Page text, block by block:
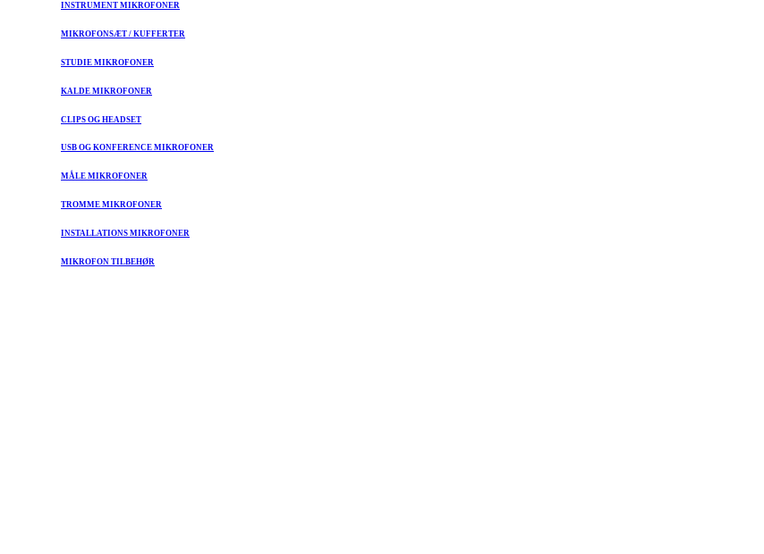
INSTRUMENT MIKROFONER
MIKROFONSÆT / KUFFERTER
STUDIE MIKROFONER
KALDE MIKROFONER
CLIPS OG HEADSET
USB OG KONFERENCE MIKROFONER
MÅLE MIKROFONER
TROMME MIKROFONER
INSTALLATIONS MIKROFONER
MIKROFON TILBEHØR